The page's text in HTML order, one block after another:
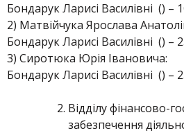
Бондарук Ларисі Василівні () –
2) Матвійчука Ярослава
Бондарук Ларисі Василівні () –
3) Сиротюка Юрія Івановича:
Бондарук Ларисі Василівні () –
Відділу фінансово-
забезпечення